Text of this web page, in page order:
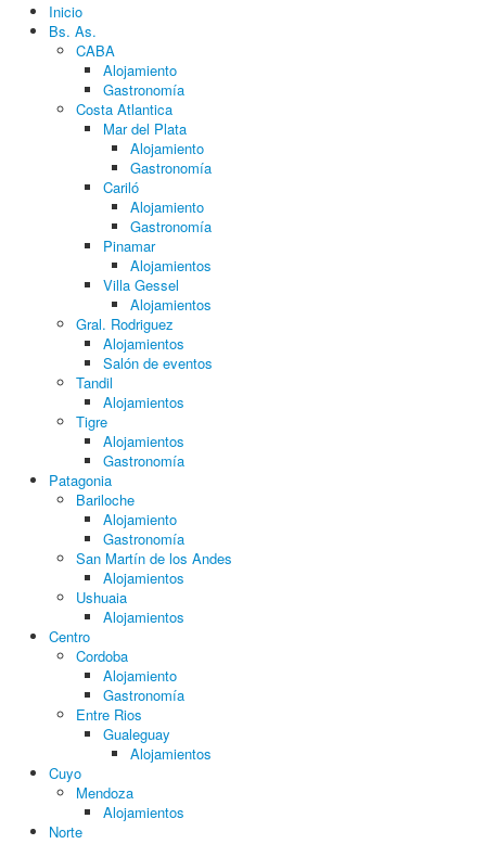
Inicio
Bs. As.
CABA
Alojamiento
Gastronomía
Costa Atlantica
Mar del Plata
Alojamiento
Gastronomía
Cariló
Alojamiento
Gastronomía
Pinamar
Alojamientos
Villa Gessel
Alojamientos
Gral. Rodriguez
Alojamientos
Salón de eventos
Tandil
Alojamientos
Tigre
Alojamientos
Gastronomía
Patagonia
Bariloche
Alojamiento
Gastronomía
San Martín de los Andes
Alojamientos
Ushuaia
Alojamientos
Centro
Cordoba
Alojamiento
Gastronomía
Entre Rios
Gualeguay
Alojamientos
Cuyo
Mendoza
Alojamientos
Norte